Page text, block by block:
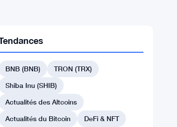
BNB (BNB)
TRON (TRX)
Shiba Inu (SHIB)
Actualités des Altcoins
Actualités du Bitcoin
DeFi & NFT